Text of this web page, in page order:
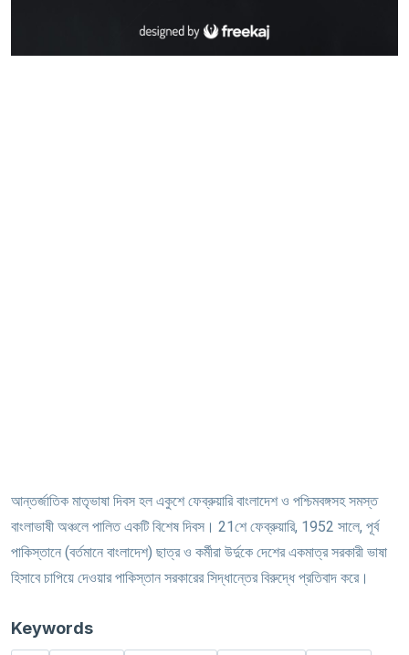
আন্তর্জাতিক মাতৃভাষা দিবস হল একুশে ফেব্রুয়ারি বাংলাদেশ ও পশ্চিমবঙ্গসহ সমস্ত
বাংলাভাষী অঞ্চলে পালিত একটি বিশেষ দিবস। 21শে ফেব্রুয়ারি, 1952 সালে, পূর্ব
পাকিস্তানে (বর্তমানে বাংলাদেশ) ছাত্র ও কর্মীরা উর্দুকে দেশের একমাত্র সরকারী ভাষা
হিসাবে চাপিয়ে দেওয়ার পাকিস্তান সরকারের সিদ্ধান্তের বিরুদ্ধে প্রতিবাদ করে।
Keywords